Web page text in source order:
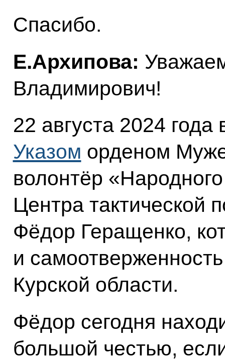
Спасибо.
Е.Архипова:
Владимирович!
22 августа 2024
Указом орденом
волонтёр
Центра тактической
Фёдор Геращенко,
и
Курской области.
Фёдор сегодня
большой честью,